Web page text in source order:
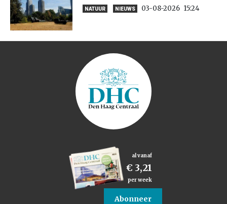
NATUUR NIEUWS 03-08-2026 15:24
al vanaf
€ 3,21
per week
Abonneer